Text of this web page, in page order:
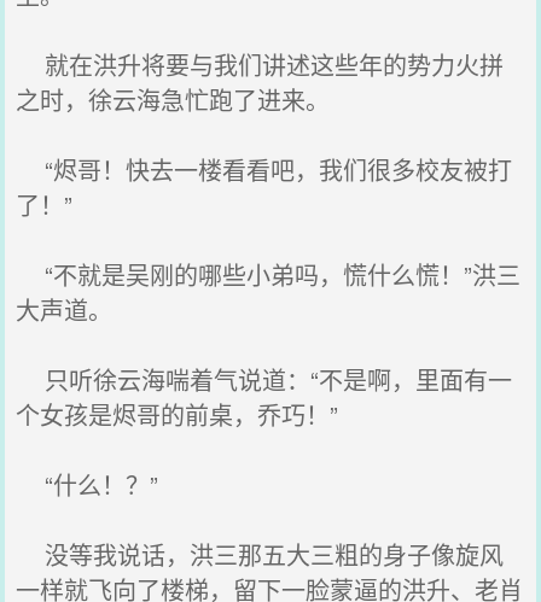
就在洪升将要与我们讲述这些年的势力火拼
之时，徐云海急忙跑了进来。
“烬哥！快去一楼看看吧，我们很多校友被打
了！”
“不就是吴刚的哪些小弟吗，慌什么慌！”洪三
大声道。
只听徐云海喘着气说道：“不是啊，里面有一
个女孩是烬哥的前桌，乔巧！”
“什么！？”
没等我说话，洪三那五大三粗的身子像旋风
一样就飞向了楼梯，留下一脸蒙逼的洪升、老肖